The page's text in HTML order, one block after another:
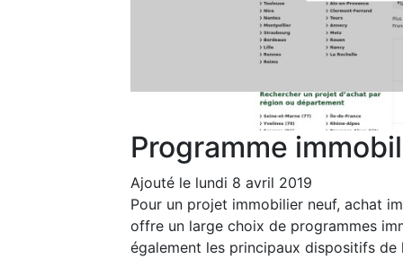
Programme
Ajouté le lundi 8 avril 2019
Pour un projet immobilier neuf, achat
offre un large choix de programmes
également les principaux dispositifs